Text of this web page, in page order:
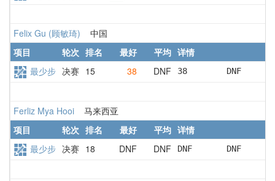
Felix Gu (顾敏琦) 中国
项目
轮次 排名 最好 平均 详情
最少步 决赛 15 38 DNF 38        DNF
Ferliz Mya Hooi 马来西亚
项目
轮次 排名 最好 平均 详情
最少步 决赛 18 DNF DNF DNF       DNF